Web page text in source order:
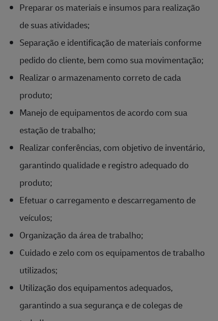
Preparar os materiais e insumos para realização
de suas atividades;
Separação e identificação de materiais conforme
pedido do cliente, bem como sua movimentação;
Realizar o armazenamento correto de cada
produto;
Manejo de equipamentos de acordo com sua
estação de trabalho;
Realizar conferências, com objetivo de inventário,
garantindo qualidade e registro adequado do
produto;
Efetuar o carregamento e descarregamento de
veículos;
Organização da área de trabalho;
Cuidado e zelo com os equipamentos de trabalho
utilizados;
Utilização dos equipamentos adequados,
garantindo a sua segurança e de colegas de